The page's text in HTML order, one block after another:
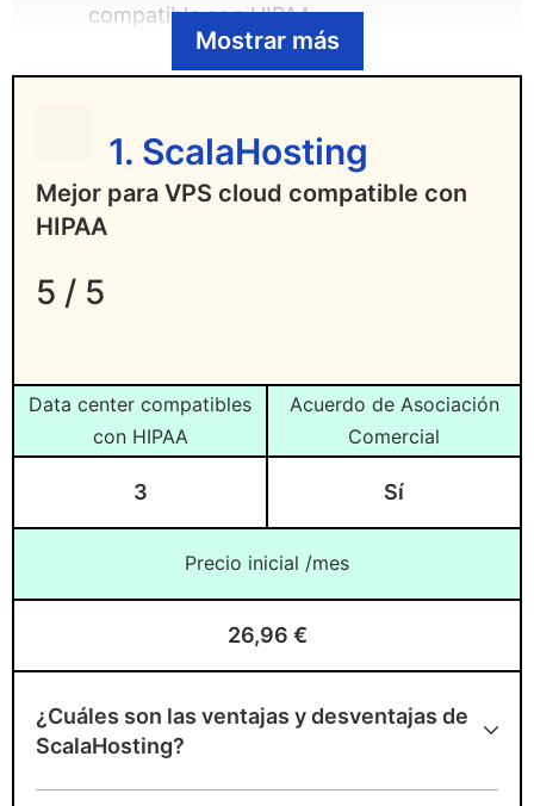
compatible con HIPAA
Liquid Web– Mejor para alojamiento
WordPress compatible con HIPAA
DigitalOcean – Mejor para alojamiento
asequible compatible con HIPAA
Rackspace
alojamiento compatible con HIPAA para
empresas
Microsoft Azure– Mejor alojamiento
integral compatible con HIPAA
¿Qué es el Hosting Compatible con
¿Qué hace que un proveedor de
HIPAA?
Mostrar más
1. ScalaHosting
Mejor para VPS cloud compatible con
HIPAA
5 / 5
Data center compatibles
con HIPAA
3
Acuerdo de Asociación
Comercial
Sí
Precio inicial /mes
26,96 €
¿Cuáles son las ventajas y desventajas de
ScalaHosting?